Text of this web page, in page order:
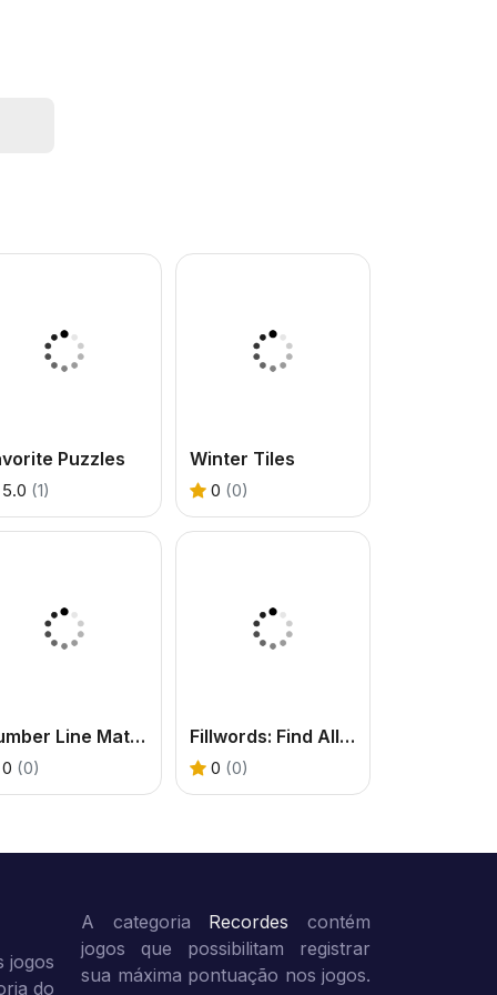
Puzzles
(1)
Winter Tiles
0 (0)
Number Line Match
(0)
Fillwords: Find All the Words
0 (0)
jogos
do
A categoria Recordes contém
jogos que possibilitam registrar
sua máxima pontuação nos jogos.